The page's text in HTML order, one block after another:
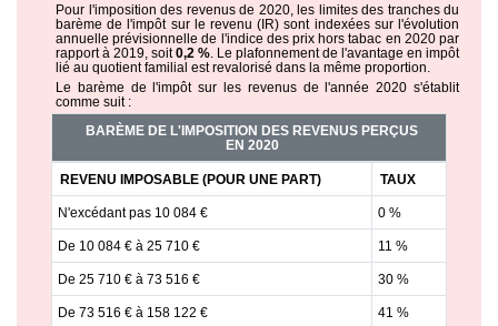
Pour l'imposition des revenus de 2020, les limites des tranches du
barème de l'impôt sur le revenu (IR) sont indexées sur l'évolution
annuelle prévisionnelle de l'indice des prix hors tabac en 2020 par
rapport à 2019, soit0,2 % . Le plafonnement de l'avantage en impôt
lié au quotient familial est revalorisé dans la même proportion.
Le barème de l'impôt sur les revenus de l'année 2020 s'établit
comme suit :
BARÈME DE L'IMPOSITION DES REVENUS PERÇUS
EN 2020
REVENU IMPOSABLE (POUR UNE PART) TAUX
N'excédant pas 10 084 € 0 %
De 10 084 € à 25 710 € 11 %
De 25 710 € à 73 516 € 30 %
De 73 516 € à 158 122 € 41 %